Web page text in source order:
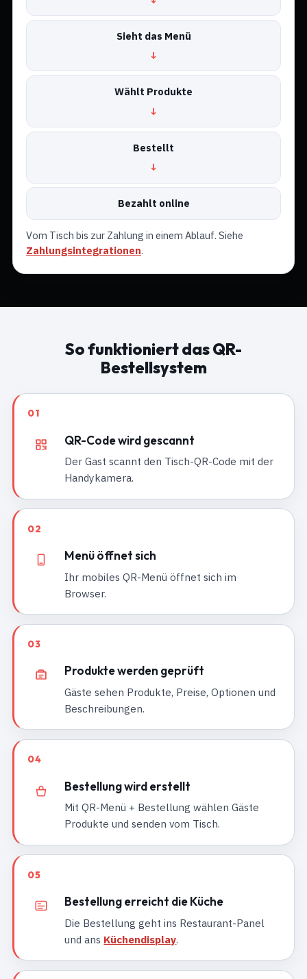
Sieht das Menü
Wählt Produkte
Bestellt
Bezahlt online
Vom Tisch bis zur Zahlung in einem Ablauf. Siehe
Zahlungsintegrationen.
So funktioniert das QR-
Bestellsystem
01
QR-Code wird gescannt
Der Gast scannt den Tisch-QR-Code mit der
Handykamera.
02
Menü öffnet sich
Ihr mobiles QR-Menü öffnet sich im
Browser.
03
Produkte werden geprüft
Gäste sehen Produkte, Preise, Optionen und
Beschreibungen.
04
Bestellung wird erstellt
Mit QR-Menü + Bestellung wählen Gäste
Produkte und senden vom Tisch.
05
Bestellung erreicht die Küche
Die Bestellung geht ins Restaurant-Panel
und ans Küchendisplay.